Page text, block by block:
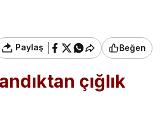
Paylaş Beğen
çığlık